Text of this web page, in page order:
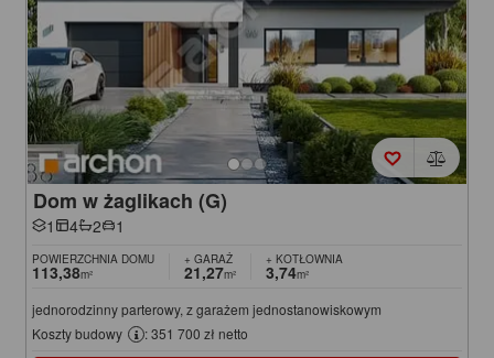
Dom w żaglikach (G)
1 4 2 1
POWIERZCHNIA DOMU
113,38m²
+ GARAŻ
21,27m²
+ KOTŁOWNIA
3,74m²
jednorodzinny parterowy, z garażem jednostanowiskowym
Koszty budowy
: 351 700 zł netto